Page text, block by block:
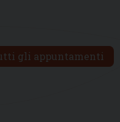
gli appuntamenti